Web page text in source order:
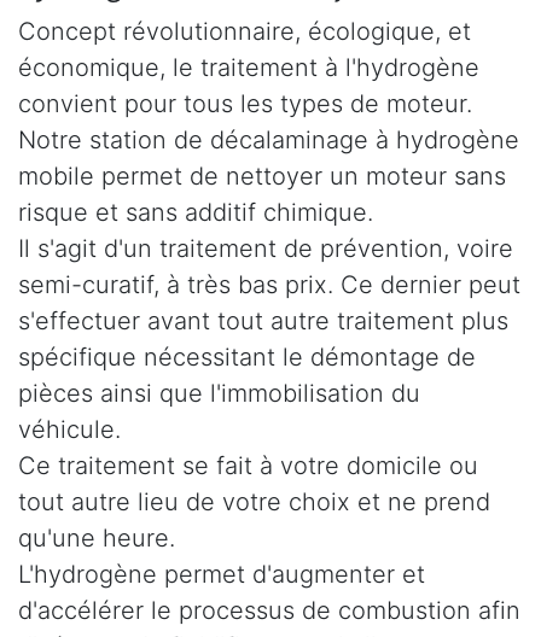
Concept révolutionnaire, écologique, et
économique, le traitement à l'hydrogène
convient pour tous les types de moteur.
Notre station de décalaminage à hydrogène
mobile permet de nettoyer un moteur sans
risque et sans additif chimique.
Il s'agit d'un traitement de prévention, voire
semi-curatif, à très bas prix. Ce dernier peut
s'effectuer avant tout autre traitement plus
spécifique nécessitant le démontage de
pièces ainsi que l'immobilisation du
véhicule.
Ce traitement se fait à votre domicile ou
tout autre lieu de votre choix et ne prend
qu'une heure.
L'hydrogène permet d'augmenter et
d'accélérer le processus de combustion afin